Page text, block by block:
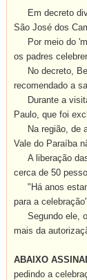
Em decreto
São José dos
Por meio do
os padres
No decreto,
recomendado a
Durante a visita
Paulo, que foi
Na região, de
Vale do Paraíba
A liberação das
cerca de 50
"Há anos
para a
Segundo ele, o
mais da
ABAIXO
pedindo a